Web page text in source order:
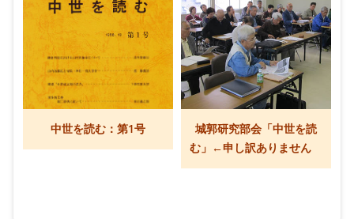
中世を読む：第1号
城郭研究部会「中世を読
む」←申し訳ありません